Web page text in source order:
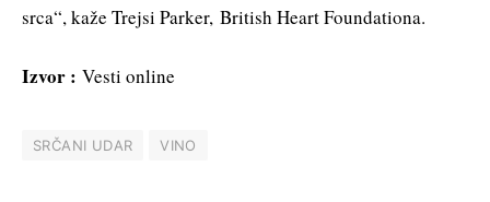
srca“, kaže Trejsi Parker, British Heart Foundationa.
Izvor : Vesti online
SRČANI UDAR VINO